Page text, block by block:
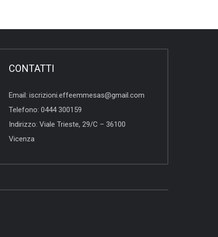
CONTATTI
Email: iscrizioni.effeemmesas@gmail.com
Telefono: 0444 300159
Indirizzo: Viale Trieste, 29/C – 36100
Vicenza